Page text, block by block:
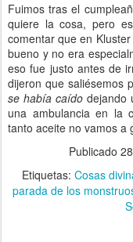
Fuimos tras el
quiere la cosa, pero
comentar que en
bueno y no era
eso fue justo antes de
dijeron que saliésemos
se había caído dejando
una ambulancia en la
tanto aceite no vamos a
Publicado
Etiquetas: Cosas
parada de los